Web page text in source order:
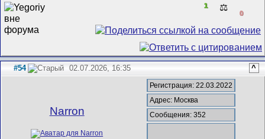
1 ⚖️
0
#54 02.07.2026, 16:35 ^
Narron
Регистрация: 22.03.2022
Адрес: Москва
Сообщения: 352